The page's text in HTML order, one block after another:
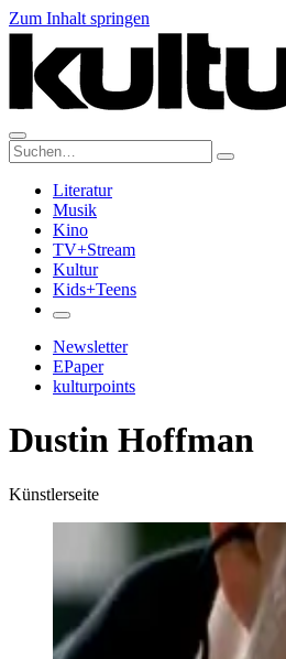
Zum Inhalt springen
Suche:
Literatur
Musik
Kino
TV+Stream
Kultur
Kids+Teens
Newsletter
EPaper
kulturpoints
Dustin Hoffman
Künstlerseite